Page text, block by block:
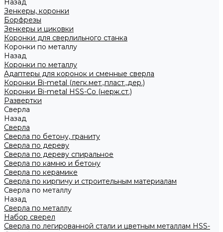
Назад
Зенкеры, коронки
Борфрезы
Зенкеры и циковки
Коронки для сверлильного станка
Коронки по металлу
Назад
Коронки по металлу
Адаптеры для коронок и сменные сверла
Коронки Bi-metal (легк.мет.,пласт.,дер.)
Коронки Bi-metal HSS-Co (нерж.ст.)
Развертки
Сверла
Назад
Сверла
Сверла по бетону, граниту
Сверла по дереву
Сверла по дереву спиральное
Сверла по камню и бетону
Сверла по керамике
Сверла по кирпичу и строительным материалам
Сверла по металлу
Назад
Сверла по металлу
Набор сверел
Сверла по легированной стали и цветным металлам HSS-